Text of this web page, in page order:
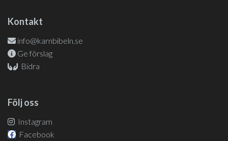
Kontakt
info@karnbibeln.se
Ge förslag
Bidra
Följ oss
Instagram
Facebook